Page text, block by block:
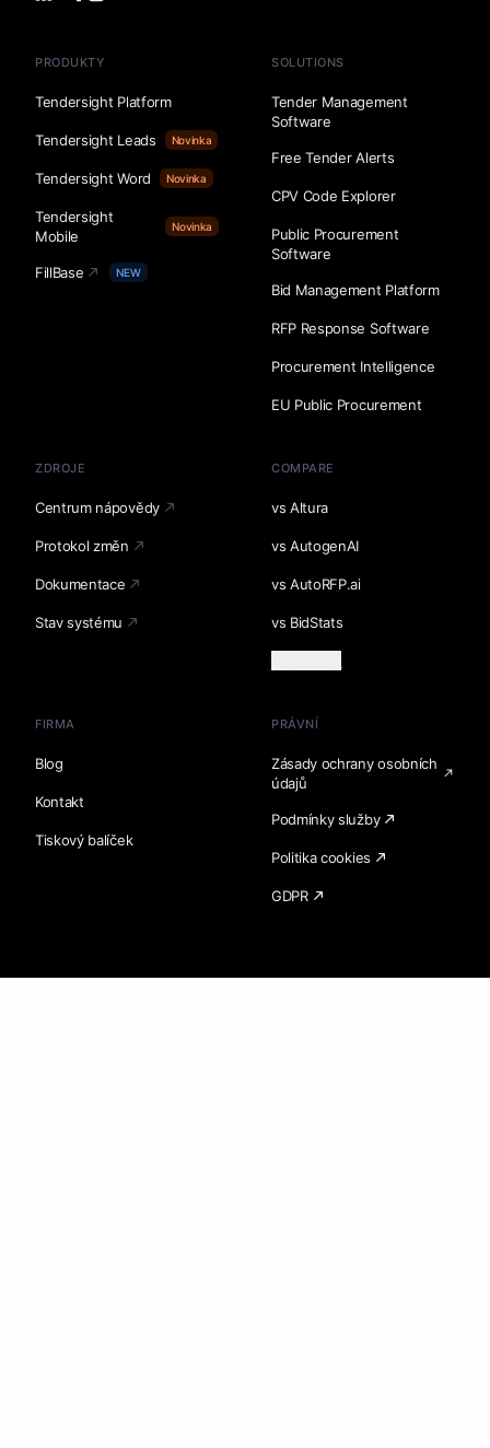
PRODUKTY
Tendersight Platform
Tendersight Leads Novinka
Tendersight Word Novinka
Tendersight
Mobile
Novinka
FillBase NEW
SOLUTIONS
Tender Management
Software
Free Tender Alerts
CPV Code Explorer
Public Procurement
Software
Bid Management Platform
RFP Response Software
Procurement Intelligence
EU Public Procurement
ZDROJE
Centrum nápovědy
Protokol změn
Dokumentace
Stav systému
COMPARE
vs Altura
vs AutogenAI
vs AutoRFP.ai
vs BidStats
FIRMA
Blog
Kontakt
Tiskový balíček
PRÁVNÍ
Zásady ochrany osobních
údajů
Podmínky služby
Politika cookies
GDPR